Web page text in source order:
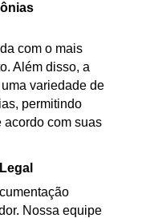
com o mais
Além disso, a
variedade de
permitindo
acordo com suas
Nossa equipe